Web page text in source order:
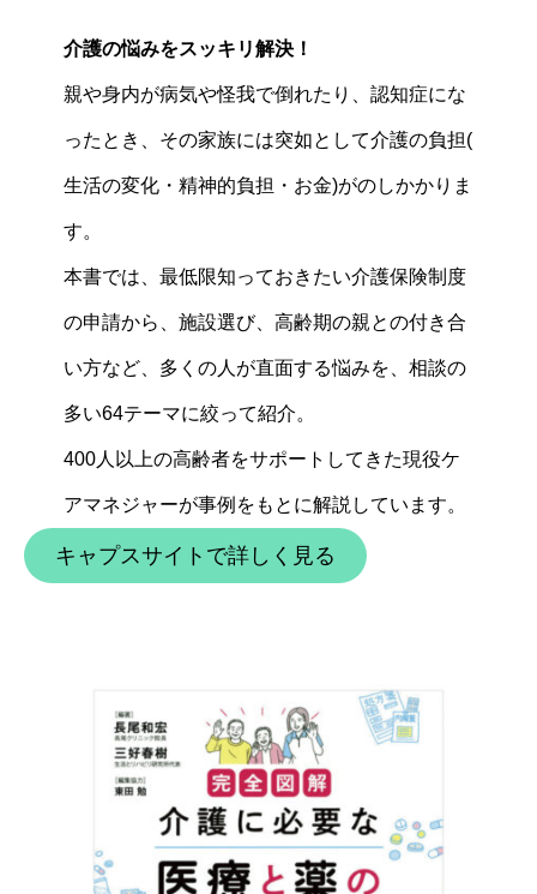
介護の悩みをスッキリ解決！
親や身内が病気や怪我で倒れたり、認知症にな
ったとき、その家族には突如として介護の負担(
生活の変化・精神的負担・お金)がのしかかりま
す。
本書では、最低限知っておきたい介護保険制度
の申請から、施設選び、高齢期の親との付き合
い方など、多くの人が直面する悩みを、相談の
多い64テーマに絞って紹介。
400人以上の高齢者をサポートしてきた現役ケ
アマネジャーが事例をもとに解説しています。
キャプスサイトで詳しく見る